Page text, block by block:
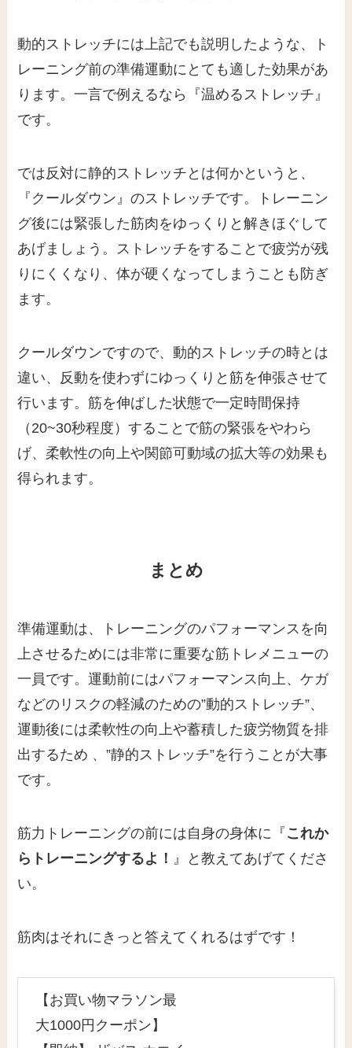
動的ストレッチには上記でも説明したような、ト
レーニング前の準備運動にとても適した効果があ
ります。一言で例えるなら『温めるストレッチ』
です。
では反対に静的ストレッチとは何かというと、
『クールダウン』のストレッチです。トレーニン
グ後には緊張した筋肉をゆっくりと解きほぐして
あげましょう。ストレッチをすることで疲労が残
りにくくなり、体が硬くなってしまうことも防ぎ
ます。
クールダウンですので、動的ストレッチの時とは
違い、反動を使わずにゆっくりと筋を伸張させて
行います。筋を伸ばした状態で一定時間保持
（20~30秒程度）することで筋の緊張をやわら
げ、柔軟性の向上や関節可動域の拡大等の効果も
得られます。
まとめ
準備運動は、トレーニングのパフォーマンスを向
上させるためには非常に重要な筋トレメニューの
一員です。運動前にはパフォーマンス向上、ケガ
などのリスクの軽減のための”動的ストレッチ”、
運動後には柔軟性の向上や蓄積した疲労物質を排
出するため 、”静的ストレッチ”を行うことが大事
です。
筋力トレーニングの前には自身の身体に『 これか
らトレーニングするよ！ 』と教えてあげてくださ
い。
筋肉はそれにきっと答えてくれるはずです！
【お買い物マラソン最
大1000円クーポン】